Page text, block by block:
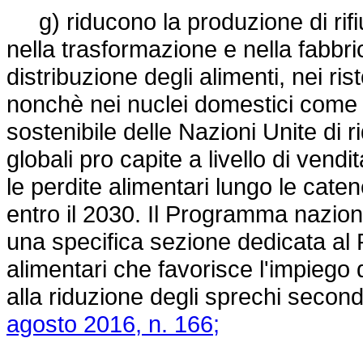
g) riducono la produzione di
nella trasformazione e nella
distribuzione degli alimenti, nei
nonchè nei nuclei domestici
sostenibile delle Nazioni Unite di
globali pro capite a livello di
le perdite alimentari lungo le
entro il 2030. Il Programma
una specifica sezione dedicata al
alimentari che favorisce
alla riduzione degli sprechi
agosto 2016, n. 166;